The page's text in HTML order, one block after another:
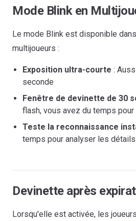
Mode Blink en
Le mode Blink est disponible
multijoueurs :
Exposition ultra-courte :
seconde
Fenêtre de devinette de 30
flash, vous avez du temps
Teste la reconnaissance
temps pour analyser les détails
Devinette après
Lorsqu'elle est activée, les